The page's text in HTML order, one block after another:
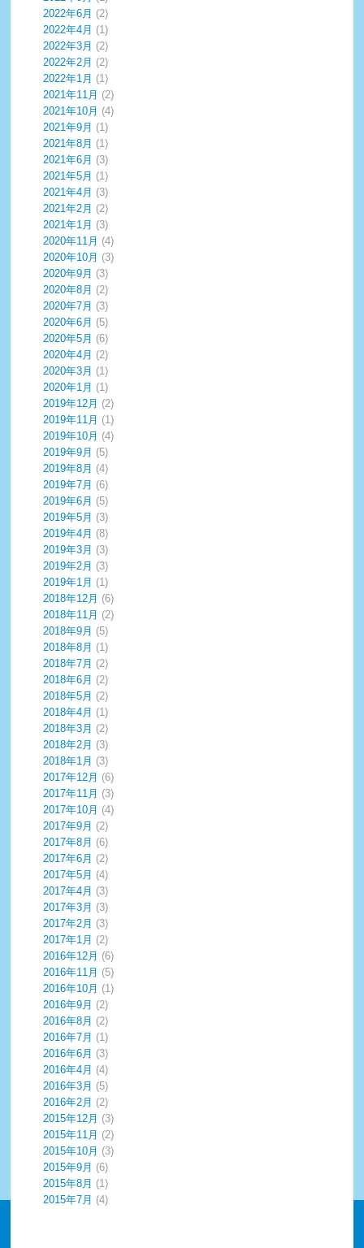
2022年6月 (2)
2022年4月 (1)
2022年3月 (2)
2022年2月 (2)
2022年1月 (1)
2021年11月 (2)
2021年10月 (4)
2021年9月 (1)
2021年8月 (1)
2021年6月 (3)
2021年5月 (1)
2021年4月 (3)
2021年2月 (2)
2021年1月 (3)
2020年11月 (4)
2020年10月 (3)
2020年9月 (3)
2020年8月 (2)
2020年7月 (3)
2020年6月 (5)
2020年5月 (6)
2020年4月 (2)
2020年3月 (1)
2020年1月 (1)
2019年12月 (2)
2019年11月 (1)
2019年10月 (4)
2019年9月 (5)
2019年8月 (4)
2019年7月 (6)
2019年6月 (5)
2019年5月 (3)
2019年4月 (8)
2019年3月 (3)
2019年2月 (3)
2019年1月 (1)
2018年12月 (6)
2018年11月 (2)
2018年9月 (5)
2018年8月 (1)
2018年7月 (2)
2018年6月 (2)
2018年5月 (2)
2018年4月 (1)
2018年3月 (2)
2018年2月 (3)
2018年1月 (3)
2017年12月 (6)
2017年11月 (3)
2017年10月 (4)
2017年9月 (2)
2017年8月 (6)
2017年6月 (2)
2017年5月 (4)
2017年4月 (3)
2017年3月 (3)
2017年2月 (3)
2017年1月 (2)
2016年12月 (6)
2016年11月 (5)
2016年10月 (1)
2016年9月 (2)
2016年8月 (2)
2016年7月 (1)
2016年6月 (3)
2016年4月 (4)
2016年3月 (5)
2016年2月 (2)
2015年12月 (3)
2015年11月 (2)
2015年10月 (3)
2015年9月 (6)
2015年8月 (1)
2015年7月 (4)